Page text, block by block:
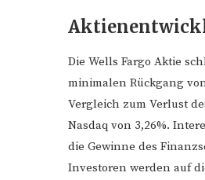
Die Wells Fargo Aktie
minimalen Rückgang
Vergleich zum Verlust
Nasdaq von 3,26%.
die Gewinne des
Investoren werden auf